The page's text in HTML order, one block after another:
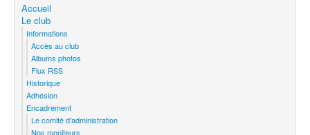
Accueil
Le club
Informations
Accès au club
Albums photos
Flux RSS
Historique
Adhésion
Encadrement
Le comité d'administration
Nos moniteurs